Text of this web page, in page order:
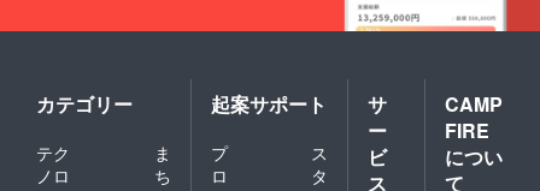
トに入
コース
でその
ままお
洗濯可
能で
す。 ク
いただ
了承く
ださ
い。
となり
長さや
ご覧い
ただけ
る期間
等、動
画サイ
紙、構
ては郵
送にて
お届け
させて
いただ
きま
カテゴリー
テク
ノロ
ま
ち
起案サポート
プ
ロ
ス
タ
サ
ー
ビ
ス
CAMP
FIRE
につい
て